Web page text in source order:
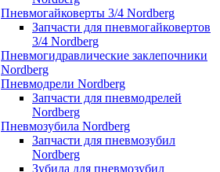
Пневмогайковерты 3/4 Nordberg
Запчасти для пневмогайковертов
3/4 Nordberg
Пневмогидравлические заклепочники
Nordberg
Пневмодрели Nordberg
Запчасти для пневмодрелей
Nordberg
Пневмозубила Nordberg
Запчасти для пневмозубил
Nordberg
Зубила для пневмозубил